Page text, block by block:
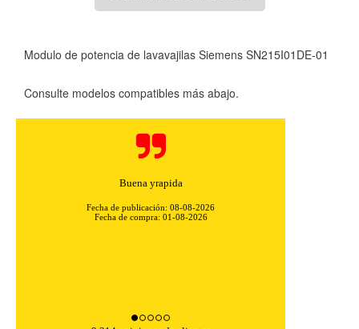
Modulo de potencia de lavavajilas Siemens SN215I01DE-01
Consulte modelos compatibles más abajo.
Buena yrapida
Fecha de publicación: 08-08-2026
Fecha de compra: 01-08-2026